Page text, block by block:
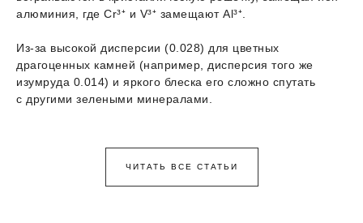
алюминия, где Cr³⁺ и V³⁺ замещают Al³⁺.
Из-за высокой дисперсии (0.028) для цветных
драгоценных камней (например, дисперсия того же
изумруда 0.014) и яркого блеска его сложно спутать
с другими зелеными минералами.
ЧИТАТЬ ВСЕ СТАТЬИ